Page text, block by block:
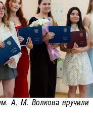
А. М. Волкова вручили